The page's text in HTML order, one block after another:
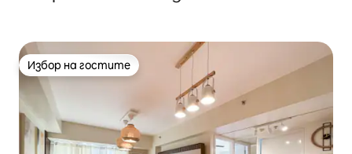
Избор на гостите
Избор на гостите